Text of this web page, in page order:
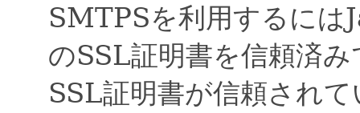
SMTPSを利用するには
のSSL証明書を信頼済
SSL証明書が信頼され